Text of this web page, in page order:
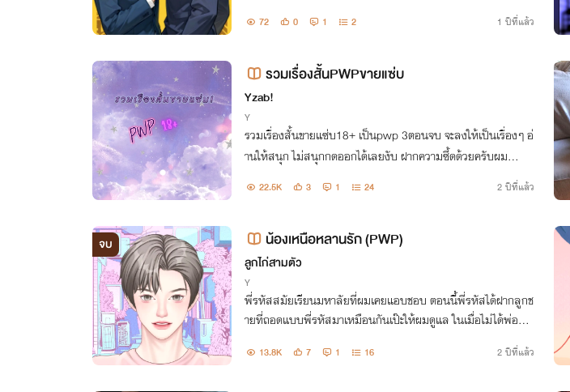
72 0 1 2 1 ปีที่แล้ว
รวมเรื่องสั้นPWPขายแซ่บ
Yzab!
Y
รวมเรื่องสั้นขายแซ่บ18+ เป็นpwp 3ตอนจบ จะลงให้เป็นเรื่องๆ อ่
านให้สนุก ไม่สนุกกดออกได้เลยงับ ฝากความซี้ดด้วยครับผม😆
22.5K 3 1 24 2 ปีที่แล้ว
จบ น้องเหนือหลานรัก (PWP)
ลูกไก่สามตัว
Y
พี่รหัสสมัยเรียนมหาลัยที่ผมเคยแอบชอบ ตอนนี้พี่รหัสได้ฝากลูกช
ายที่ถอดแบบพี่รหัสมาเหมือนกันเป๊ะให้ผมดูแล ในเมื่อไม่ได้พ่องั้น
13.8K 7 1 16 2 ปีที่แล้ว